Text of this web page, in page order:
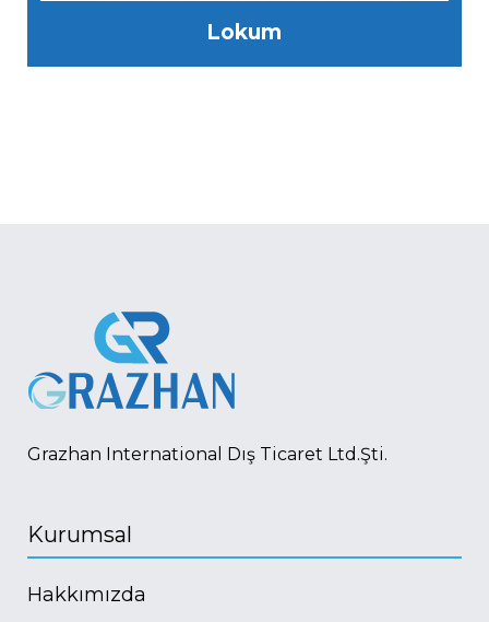
Lokum
Grazhan International Dış Ticaret Ltd.Şti.
Kurumsal
Hakkımızda